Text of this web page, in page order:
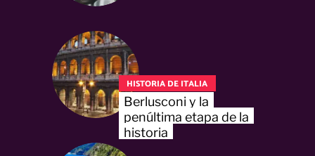
HISTORIA DE ITALIA
Berlusconi y la
penúltima etapa de la
historia